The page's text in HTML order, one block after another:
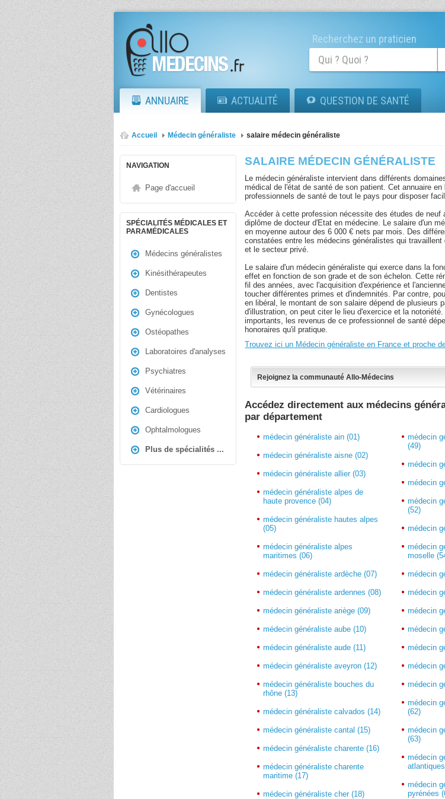
Recherchez un praticien
ANNUAIRE ACTUALITÉ QUESTION DE SANTÉ
Accueil Médecin généraliste salaire médecin généraliste
NAVIGATION
Page d'accueil
SPÉCIALITÉS MÉDICALES ET
PARAMÉDICALES
Médecins généralistes
Kinésithérapeutes
Dentistes
Gynécologues
Ostéopathes
Laboratoires d'analyses
Psychiatres
Vétérinaires
Cardiologues
Ophtalmologues
Plus de spécialités ...
SALAIRE MÉDECIN GÉNÉRALISTE
Le médecin généraliste intervient dans différents
médical de l'état de santé de son patient. Cet annuaire en
professionnels de santé de tout le pays pour disposer
Accéder à cette profession nécessite des études de neuf
diplôme de docteur d'Etat en médecine. Le salaire d'un
en moyenne autour des 6 000 € nets par mois. Des
constatées entre les médecins généralistes qui
et le secteur privé.
Le salaire d'un médecin généraliste qui exerce dans la
effet en fonction de son grade et de son échelon. Cette
fil des années, avec l'acquisition d'expérience et
toucher différentes primes et d'indemnités. Par contre,
en libéral, le montant de son salaire dépend de plusieurs
d'illustration, on peut citer le lieu d'exercice et la
importants, les revenus de ce professionnel de santé
honoraires qu'il pratique.
Trouvez ici un Médecin généraliste en France et proche
Rejoignez la communauté Allo-Médecins
Accédez directement aux médecins
par département
médecin généraliste ain (01)
médecin généraliste aisne (02)
médecin généraliste allier (03)
médecin généraliste alpes de
haute provence (04)
médecin généraliste hautes alpes
(05)
médecin généraliste alpes
maritimes (06)
médecin généraliste ardèche (07)
médecin généraliste ardennes (08)
médecin généraliste ariège (09)
médecin généraliste aube (10)
médecin généraliste aude (11)
médecin généraliste aveyron (12)
médecin généraliste bouches du
rhône (13)
médecin généraliste calvados (14)
médecin généraliste cantal (15)
médecin généraliste charente (16)
médecin généraliste charente
maritime (17)
médecin généraliste cher (18)
médecin
(49)
médecin
médecin
médecin
(52)
médecin
médecin
moselle
médecin
médecin
médecin
médecin
médecin
médecin
médecin
médecin
(62)
médecin
(63)
médecin
médecin
pyrénées